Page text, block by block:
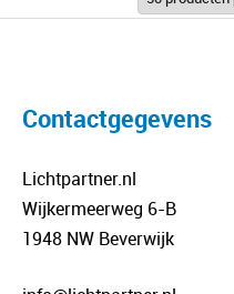
Contactgegevens
Lichtpartner.nl
Wijkermeerweg 6-B
1948 NW Beverwijk